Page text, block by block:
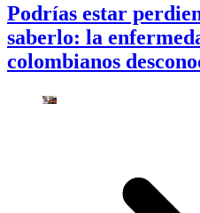
Podrías estar
saberlo: la
colombianos